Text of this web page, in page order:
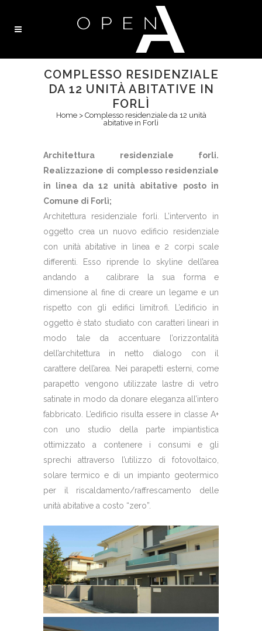
COMPLESSO RESIDENZIALE
DA 12 UNITÀ ABITATIVE IN
FORLÌ
Home> Complesso residenziale da 12 unità
abitative in Forlì
Architettura residenziale forli.
Realizzazione di complesso residenziale
in linea da 12 unità abitative posto in
Comune di Forlì;
Architettura residenziale forli. L’intervento in
oggetto crea un nuovo edificio residenziale
con unità abitative in linea e 2 corpi scale
differenti. Esso riprende lo skyline dell’area
andando a calibrare la sua forma e
dimensione al fine di creare un legame e un
rispetto con gli edifici limitrofi. L’edificio in
oggetto è stato studiato con caratteri lineari in
modo tale da accentuare l’orizzontalità
dell’architettura in netto dialogo con il
carattere dell’area. Nei parapetti esterni, come
parapetto vengono utilizzate lastre di vetro
satinate in modo da donare eleganza all’intero
fabbricato. L’edificio risulta essere in classe A+
con uno studio della parte impiantistica
ottimizzato a contenere i consumi e gli
sprechi attraverso l’utilizzo di fotovoltaico,
solare termico e di un impianto geotermico
per il riscaldamento/raffrescamento delle
unità abitative a costo “zero”.